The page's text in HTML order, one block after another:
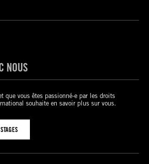
NOUS
que vous êtes passionné-e par les droits
souhaite en savoir plus sur vous.